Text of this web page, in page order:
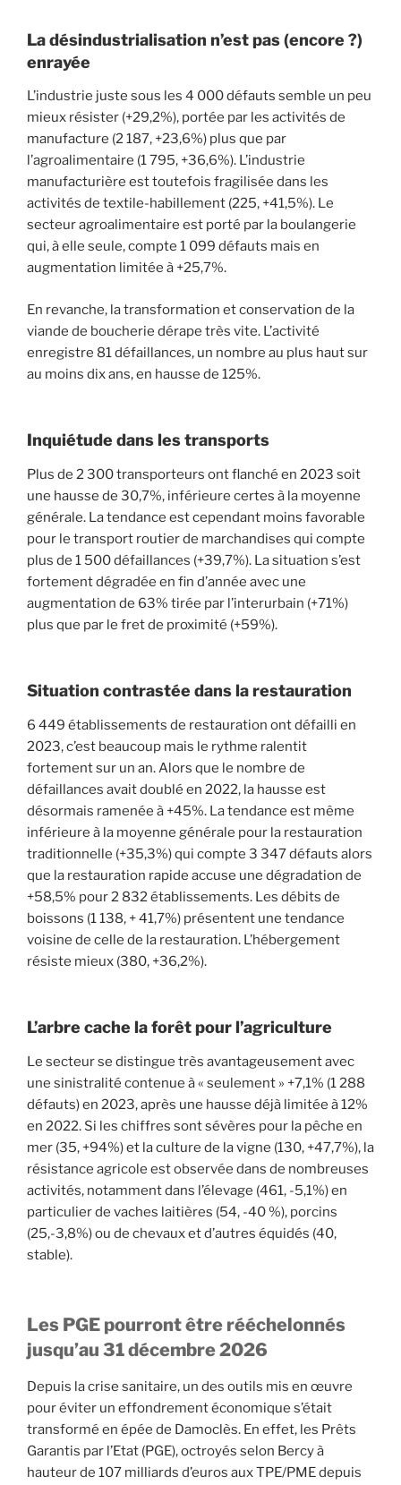
La désindustrialisation n’est pas (encore ?)
enrayée
L’industrie juste sous les 4 000 défauts semble un peu
mieux résister (+29,2%), portée par les activités de
manufacture (2 187, +23,6%) plus que par
l’agroalimentaire (1 795, +36,6%). L’industrie
manufacturière est toutefois fragilisée dans les
activités de textile-habillement (225, +41,5%). Le
secteur agroalimentaire est porté par la boulangerie
qui, à elle seule, compte 1 099 défauts mais en
augmentation limitée à +25,7%.
En revanche, la transformation et conservation de la
viande de boucherie dérape très vite. L’activité
enregistre 81 défaillances, un nombre au plus haut sur
au moins dix ans, en hausse de 125%.
Inquiétude dans les transports
Plus de 2 300 transporteurs ont flanché en 2023 soit
une hausse de 30,7%, inférieure certes à la moyenne
générale. La tendance est cependant moins favorable
pour le transport routier de marchandises qui compte
plus de 1 500 défaillances (+39,7%). La situation s’est
fortement dégradée en fin d’année avec une
augmentation de 63% tirée par l’interurbain (+71%)
plus que par le fret de proximité (+59%).
Situation contrastée dans la restauration
6 449 établissements de restauration ont défailli en
2023, c’est beaucoup mais le rythme ralentit
fortement sur un an. Alors que le nombre de
défaillances avait doublé en 2022, la hausse est
désormais ramenée à +45%. La tendance est même
inférieure à la moyenne générale pour la restauration
traditionnelle (+35,3%) qui compte 3 347 défauts alors
que la restauration rapide accuse une dégradation de
+58,5% pour 2 832 établissements. Les débits de
boissons (1 138, + 41,7%) présentent une tendance
voisine de celle de la restauration. L’hébergement
résiste mieux (380, +36,2%).
L’arbre cache la forêt pour l’agriculture
Le secteur se distingue très avantageusement avec
une sinistralité contenue à « seulement » +7,1% (1 288
défauts) en 2023, après une hausse déjà limitée à 12%
en 2022. Si les chiffres sont sévères pour la pêche en
mer (35, +94%) et la culture de la vigne (130, +47,7%), la
résistance agricole est observée dans de nombreuses
activités, notamment dans l’élevage (461, -5,1%) en
particulier de vaches laitières (54, -40 %), porcins
(25,-3,8%) ou de chevaux et d’autres équidés (40,
stable).
Les PGE pourront être rééchelonnés
jusqu’au 31 décembre 2026
Depuis la crise sanitaire, un des outils mis en œuvre
pour éviter un effondrement économique s’était
transformé en épée de Damoclès. En effet, les Prêts
Garantis par l’Etat (PGE), octroyés selon Bercy à
hauteur de 107 milliards d’euros aux TPE/PME depuis